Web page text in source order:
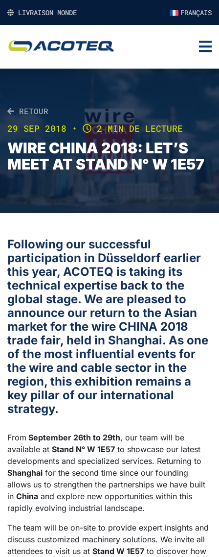
LIVRAISON MONDE FRANÇAIS
RETOUR
29 SEP 2018 • 2 MIN DE LECTURE
WIRE CHINA 2018: LET’S
MEET AT STAND N° W 1E57
Following our successful
participation in Düsseldorf earlier
this year, ACOTEQ is taking its
technical expertise back to the
global stage. We are pleased to
announce our return to the Asian
market for the wire CHINA 2018
trade fair, held in Shanghai. As one
of the most influential events for
the wire and cable sector in the
region, this exhibition remains a
key pillar of our international
strategy.
From September 26th to 29th, our team will be
available at Stand N° W 1E57 to showcase our latest
developments and specialized services. Returning to
Shanghai for the second time since our founding
allows us to strengthen the partnerships we have built
in China and explore new opportunities within this
rapidly evolving industrial landscape.
The team will be on-site to provide expert insights and
discuss customized machinery solutions. We invite all
attendees to visit us at Stand W 1E57 to discover how